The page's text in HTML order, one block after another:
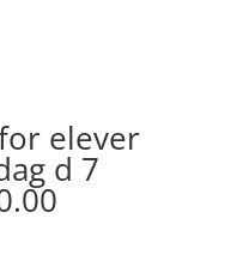
elever
d 7